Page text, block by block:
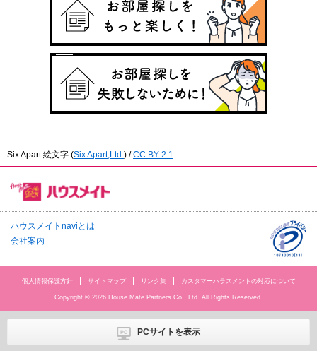
Six Apart 絵文字 (Six Apart,Ltd. ) /CC BY 2.1
ハウスメイトnaviとは
会社案内
個人情報保護方針 サイトマップ リンク集 カスタマーハラスメントの対応について
Copyright © 2026 House Mate Partners Co., Ltd. All Rights Reserved.
PCサイトを表示